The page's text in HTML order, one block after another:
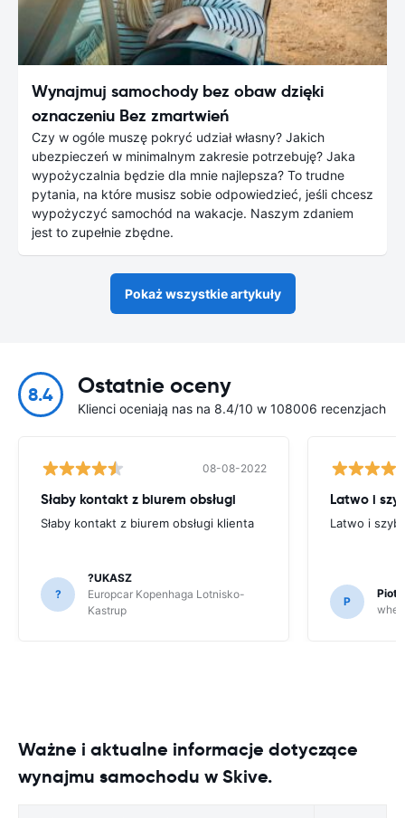
Wynajmuj samochody bez obaw dzięki
oznaczeniu Bez zmartwień
Czy w ogóle muszę pokryć udział własny? Jakich
ubezpieczeń w minimalnym zakresie potrzebuję? Jaka
wypożyczalnia będzie dla mnie najlepsza? To trudne
pytania, na które musisz sobie odpowiedzieć, jeśli chcesz
wypożyczyć samochód na wakacje. Naszym zdaniem
jest to zupełnie zbędne.
Pokaż wszystkie artykuły
8.4 Ostatnie oceny
Klienci oceniają nas na 8.4/10 w 108006 recenzjach
08-08-2022
Słaby kontakt z biurem obsługi
Słaby kontakt z biurem obsługi klienta
?
?UKASZ
Europcar Kopenhaga Lotnisko-
Kastrup
Latwo i
Latwo i
P
Piotr
Ważne i aktualne informacje dotyczące
wynajmu samochodu w Skive.